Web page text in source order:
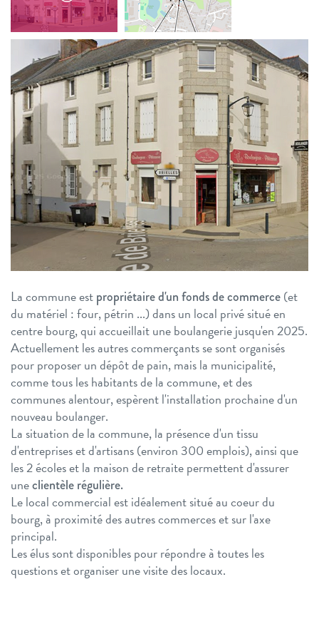
La commune estpropriétaire d'un fonds de commerce(et
du matériel : four, pétrin ...) dans un local privé situé en
centre bourg, qui accueillait une boulangerie jusqu'en 2025.
Actuellement les autres commerçants se sont organisés
pour proposer un dépôt de pain, mais la municipalité,
comme tous les habitants de la commune, et des
communes alentour, espèrent l'installation prochaine d'un
nouveau boulanger.
La situation de la commune, la présence d'un tissu
d'entreprises et d'artisans (environ 300 emplois), ainsi que
les 2 écoles et la maison de retraite permettent d'assurer
uneclientèle régulière.
Le local commercial est idéalement situé au coeur du
bourg, à proximité des autres commerces et sur l'axe
principal.
Les élus sont disponibles pour répondre à toutes les
questions et organiser une visite des locaux.